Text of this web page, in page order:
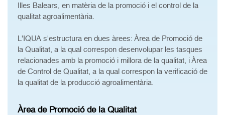
Illes Balears, en matèria de la promoció i el control de la
qualitat agroalimentària.
L'IQUA s'estructura en dues àrees: Àrea de Promoció de
la Qualitat, a la qual correspon desenvolupar les tasques
relacionades amb la promoció i millora de la qualitat, i Àrea
de Control de Qualitat, a la qual correspon la verificació de
la qualitat de la producció agroalimentària.
Àrea de Promoció de la Qualitat